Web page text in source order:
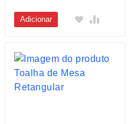
Adicionar